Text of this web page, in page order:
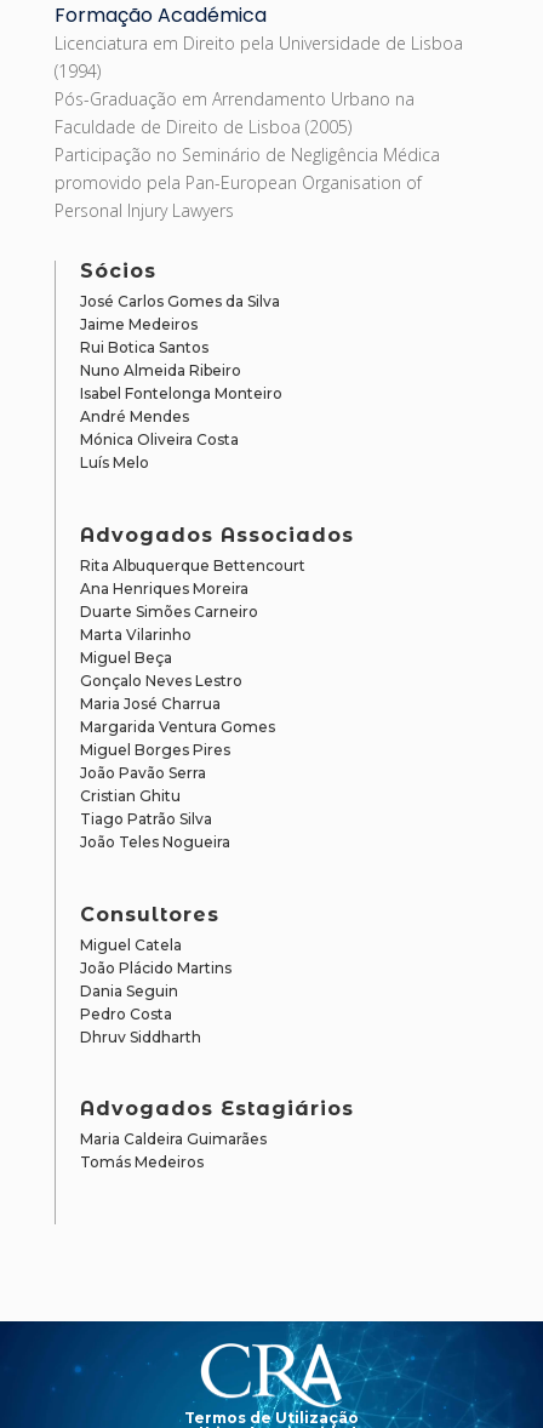
Formação Académica
Licenciatura em Direito pela Universidade de Lisboa
(1994)
Pós-Graduação em Arrendamento Urbano na
Faculdade de Direito de Lisboa (2005)
Participação no Seminário de Negligência Médica
promovido pela Pan-European Organisation of
Personal Injury Lawyers
Sócios
José Carlos Gomes da Silva
Jaime Medeiros
Rui Botica Santos
Nuno Almeida Ribeiro
Isabel Fontelonga Monteiro
André Mendes
Mónica Oliveira Costa
Luís Melo
Advogados Associados
Rita Albuquerque Bettencourt
Ana Henriques Moreira
Duarte Simões Carneiro
Marta Vilarinho
Miguel Beça
Gonçalo Neves Lestro
Maria José Charrua
Margarida Ventura Gomes
Miguel Borges Pires
João Pavão Serra
Cristian Ghitu
Tiago Patrão Silva
João Teles Nogueira
Consultores
Miguel Catela
João Plácido Martins
Dania Seguin
Pedro Costa
Dhruv Siddharth
Advogados Estagiários
Maria Caldeira Guimarães
Tomás Medeiros
Termos de Utilização